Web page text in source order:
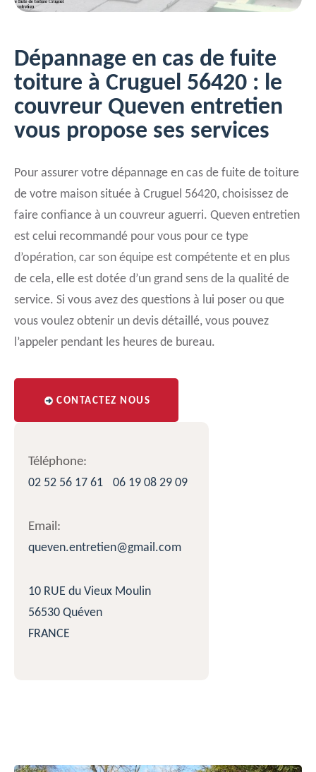
Dépannage en cas de fuite
toiture à Cruguel 56420 : le
couvreur Queven entretien
vous propose ses services
Pour assurer votre dépannage en cas de fuite de toiture
de votre maison située à Cruguel 56420, choisissez de
faire confiance à un couvreur aguerri. Queven entretien
est celui recommandé pour vous pour ce type
d’opération, car son équipe est compétente et en plus
de cela, elle est dotée d’un grand sens de la qualité de
service. Si vous avez des questions à lui poser ou que
vous voulez obtenir un devis détaillé, vous pouvez
l’appeler pendant les heures de bureau.
CONTACTEZ NOUS
Téléphone:
02 52 56 17 61
06 19 08 29 09
Email:
queven.entretien@gmail.com
10 RUE du Vieux Moulin
56530 Quéven
FRANCE